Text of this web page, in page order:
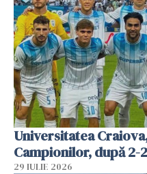
Universitatea
Campionilor, după 2-
29 IULIE 2026